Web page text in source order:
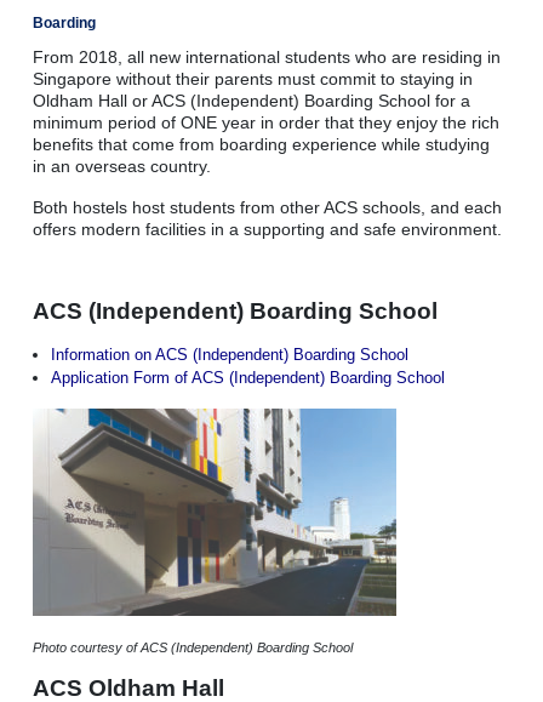
Boarding
From 2018, all new international students who are residing in
Singapore without their parents must commit to staying in
Oldham Hall or ACS (Independent) Boarding School for a
minimum period of ONE year in order that they enjoy the rich
benefits that come from boarding experience while studying
in an overseas country.
Both hostels host students from other ACS schools, and each
offers modern facilities in a supporting and safe environment.
ACS (Independent) Boarding School
Information on ACS (Independent) Boarding School
Application Form of ACS (Independent) Boarding School
Photo courtesy of ACS (Independent) Boarding School
ACS Oldham Hall